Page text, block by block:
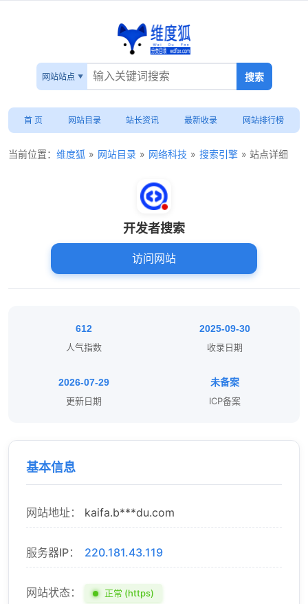
网站站点
首 页 网站目录 站长资讯 最新收录 网站排行榜
当前位置： 维度狐 » 网站目录 » 网络科技 » 搜索引擎 » 站点详细
开发者搜索
访问网站
612
人气指数
2025-09-30
收录日期
2026-07-29
更新日期
未备案
ICP备案
基本信息
网站地址： kaifa.b***du.com
服务器IP： 220.181.43.119
网站状态： 正常 (https)